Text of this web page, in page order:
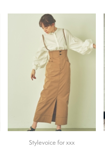
Stylevoice for xxx